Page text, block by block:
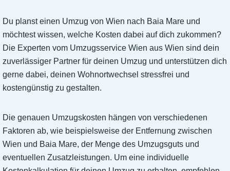
Du planst einen Umzug von Wien nach Baia Mare und
möchtest wissen, welche Kosten dabei auf dich zukommen?
Die Experten vom Umzugsservice Wien aus Wien sind dein
zuverlässiger Partner für deinen Umzug und unterstützen dich
gerne dabei, deinen Wohnortwechsel stressfrei und
kostengünstig zu gestalten.
Die genauen Umzugskosten hängen von verschiedenen
Faktoren ab, wie beispielsweise der Entfernung zwischen
Wien und Baia Mare, der Menge des Umzugsguts und
eventuellen Zusatzleistungen. Um eine individuelle